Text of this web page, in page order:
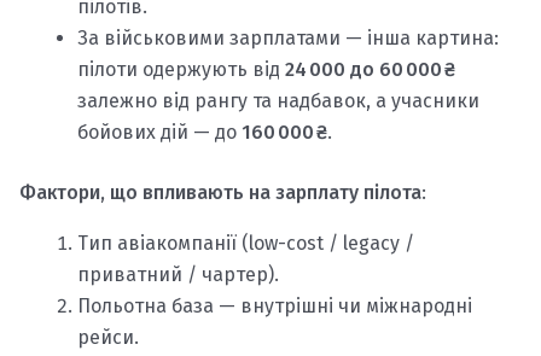
пілотів.
За військовими зарплатами — інша картина:
пілоти одержують від 24 000 до 60 000 ₴
залежно від рангу та надбавок, а учасники
бойових дій — до 160 000 ₴.
Фактори, що впливають на зарплату пілота:
Тип авіакомпанії (low-cost / legacy /
приватний / чартер).
Польотна база — внутрішні чи міжнародні
рейси.